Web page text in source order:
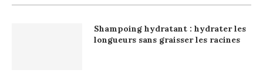
Shampoing hydratant : hydrater les
longueurs sans graisser les racines